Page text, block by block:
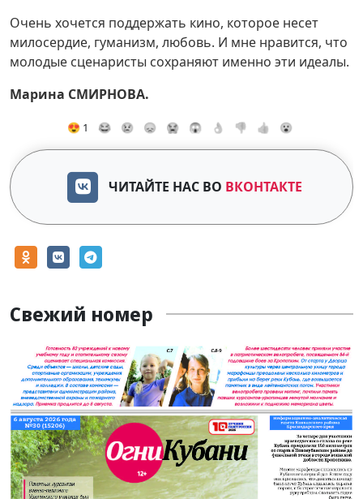
Очень хочется поддержать кино, которое несет
милосердие, гуманизм, любовь. И мне нравится, что
молодые сценаристы сохраняют именно эти идеалы.
Марина СМИРНОВА.
😍 1 😂 😢 😞 😭 😱 👌 👎 👍 😮
ЧИТАЙТЕ НАС ВО ВКОНТАКТЕ
Свежий номер